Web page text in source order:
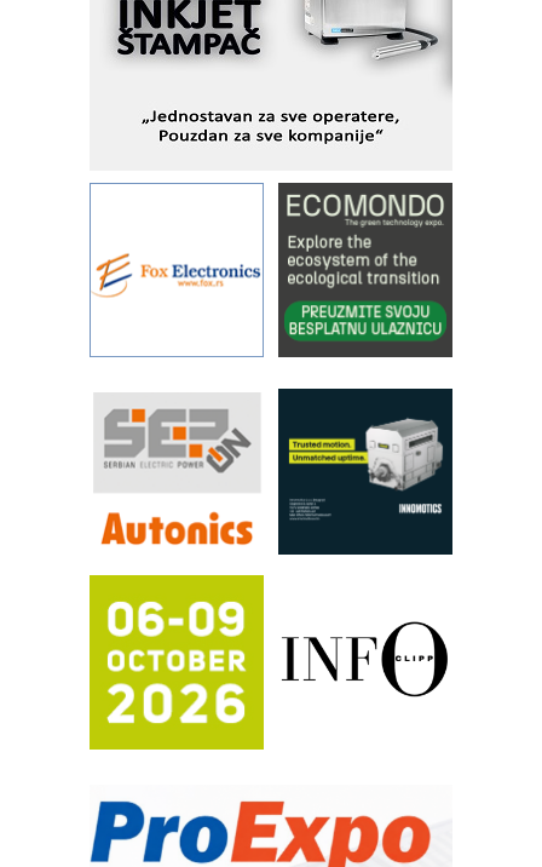
Fleksibilno stezanje i brzo
podešavanje u proizvodnji prototipova
KIP KOP – napredna rešenja za
objekte
Alba d.o.o. – 35 godina preciznosti u
IBeRTIM - oprema za ispitivanje
kontrole kvaliteta
STAUFF – Komponente koje
povećavaju pouzdanost hidrauličkih
pouzdanost u transferu fluida
Filtration Group Industrial – Napredna
rešenja za filtraciju u hidrauličkim i
procesnim sistemima
RILINEX kompanije Rittal
FANUC: Najbolje za vašu pametnu
Efikasno upravljanje energijom
Automatizacija pakovanja · Display
(Shelf-Ready) omotnice
Potpuna efikasnost bez složenih
sistema
Trajna oznaka kao dugoročna korist
IB BLUMENAUER - više od 40 godina
poverenja u industriji